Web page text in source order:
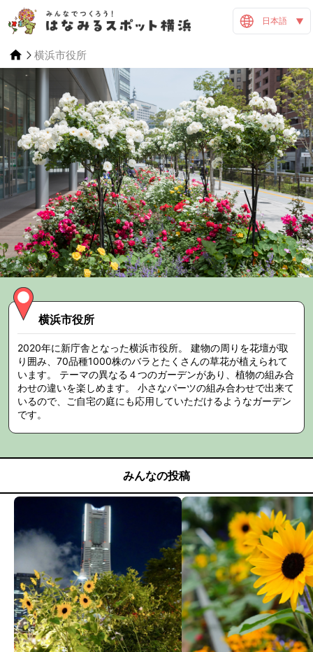
日本語
横浜市役所
横浜市役所
2020年に新庁舎となった横浜市役所。 建物の周りを花壇が取
り囲み、70品種1000株のバラとたくさんの草花が植えられて
います。 テーマの異なる４つのガーデンがあり、植物の組み合
わせの違いを楽しめます。 小さなパーツの組み合わせで出来て
いるので、ご自宅の庭にも応用していただけるようなガーデン
です。
みんなの投稿